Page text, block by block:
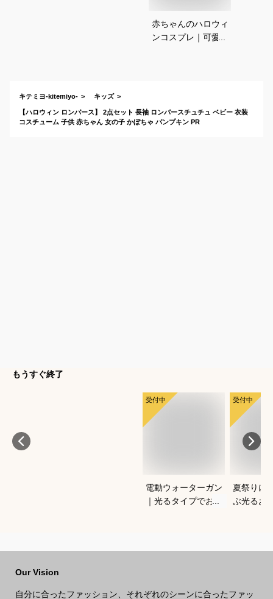
赤ちゃんのハロウィ
ンコスプレ｜可愛い
キテミヨ-kitemiyo- キッズ
【ハロウィン ロンパース】 2点セット 長袖 ロンパースチュチュ ベビー 衣装
コスチューム 子供 赤ちゃん 女の子 かぼちゃ パンプキン PR
もうすぐ終了
受付中
電動ウォーターガン
｜光るタイプでおす
受付中
夏祭りに
ぶ光るお
Our Vision
自分に合ったファッション、それぞれのシーンに合ったファッ